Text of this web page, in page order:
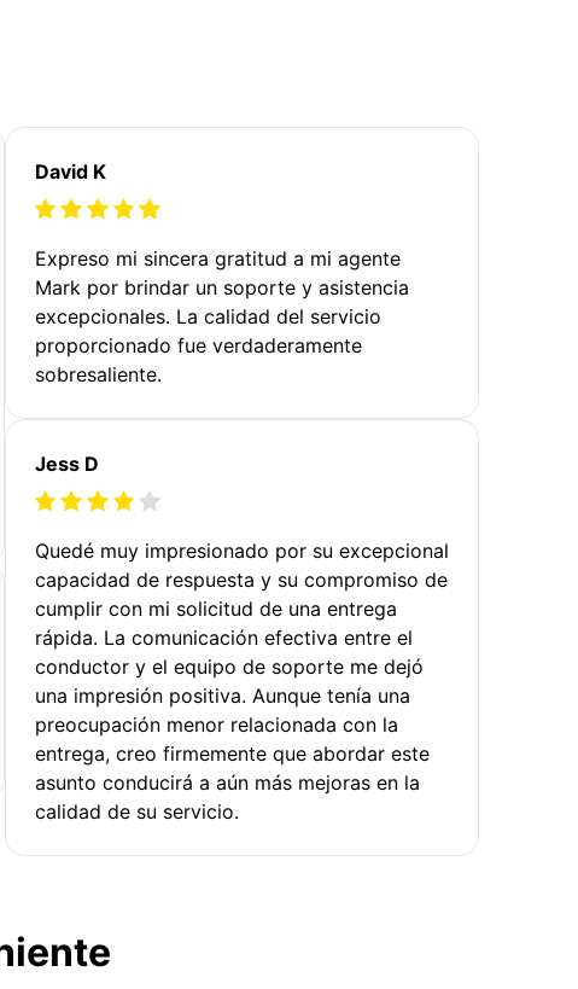
David K
Expreso mi sincera gratitud a mi agente
Mark por brindar un soporte y asistencia
excepcionales. La calidad del servicio
proporcionado fue verdaderamente
sobresaliente.
Jess D
Quedé muy impresionado por su excepcional
capacidad de respuesta y su compromiso de
cumplir con mi solicitud de una entrega
rápida. La comunicación efectiva entre el
conductor y el equipo de soporte me dejó
una impresión positiva. Aunque tenía una
preocupación menor relacionada con la
entrega, creo firmemente que abordar este
asunto conducirá a aún más mejoras en la
calidad de su servicio.